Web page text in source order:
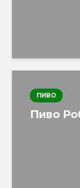
ПИВО
Пиво